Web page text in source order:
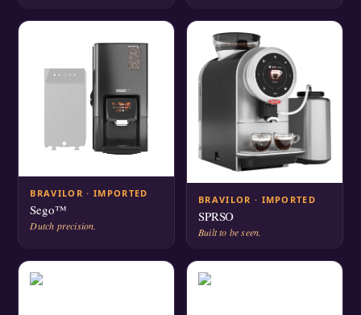
BRAVILOR · IMPORTED
Sego™
Dutch precision.
BRAVILOR · IMPORTED
SPRSO
Built to be seen.